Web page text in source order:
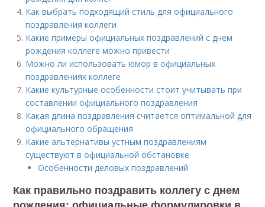
Как выбрать подходящий стиль для официального
поздравления коллеги
Какие примеры официальных поздравлений с днем
рождения коллеге можно привести
Можно ли использовать юмор в официальных
поздравлениях коллеге
Какие культурные особенности стоит учитывать при
составлении официального поздравления
Какая длина поздравления считается оптимальной для
официального обращения
Какие альтернативы устным поздравлениям
существуют в официальной обстановке
Особенности деловых поздравлений
Как правильно поздравить коллегу с днем